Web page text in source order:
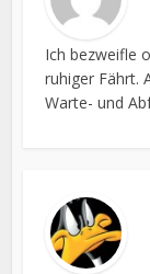
Ich bezweifle
ruhiger Fährt.
Warte- und